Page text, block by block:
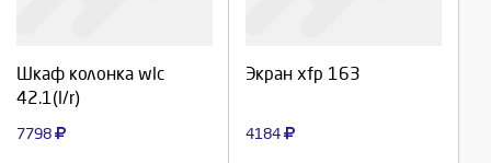
Шкаф колонка wlc
42.1(l/r)
7798
Экран xfp 163
4184